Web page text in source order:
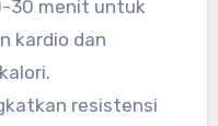
30 menit untuk
kardio dan
resistensi